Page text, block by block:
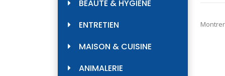
BEAUTÉ & HYGIÈNE
ENTRETIEN
MAISON & CUISINE
ANIMALERIE